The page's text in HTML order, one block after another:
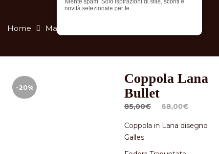
Niente spam. Solo ispirazioni di stile, sconti e
novità selezionate per te.
Home Materiali
-20%
Coppola Lana
Bullet
85,00€
Il
originale
68,00€
Coppola in Lana disegno
Galles